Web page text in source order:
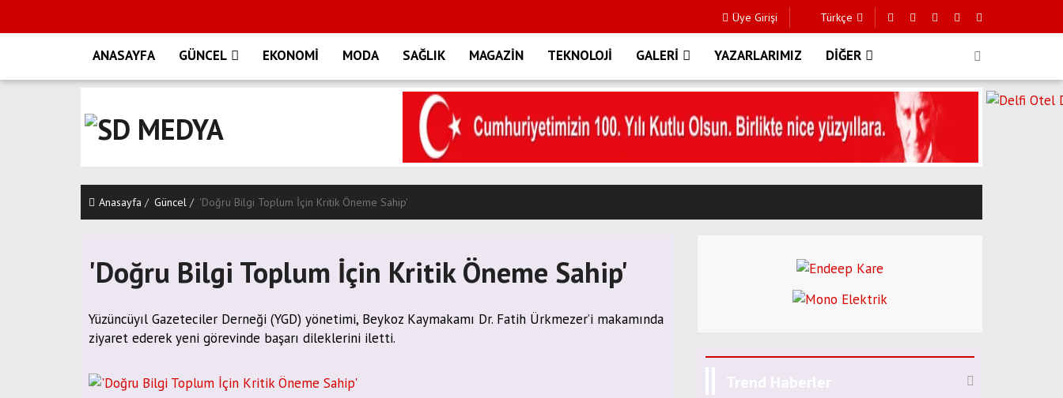
Üye Girişi Türkçe
ANASAYFA GÜNCEL EKONOMİ MODA SAĞLIK MAGAZİN TEKNOLOJİ GALERİ YAZARLARIMIZ DİĞER
Anasayfa Güncel 'Doğru Bilgi Toplum İçin Kritik Öneme Sahip'
'Doğru Bilgi Toplum İçin Kritik Öneme Sahip'
Yüzüncüyıl Gazeteciler Derneği (YGD) yönetimi, Beykoz Kaymakamı Dr. Fatih Ürkmezer’i makamında
ziyaret ederek yeni görevinde başarı dileklerini iletti.
Trend Haberler